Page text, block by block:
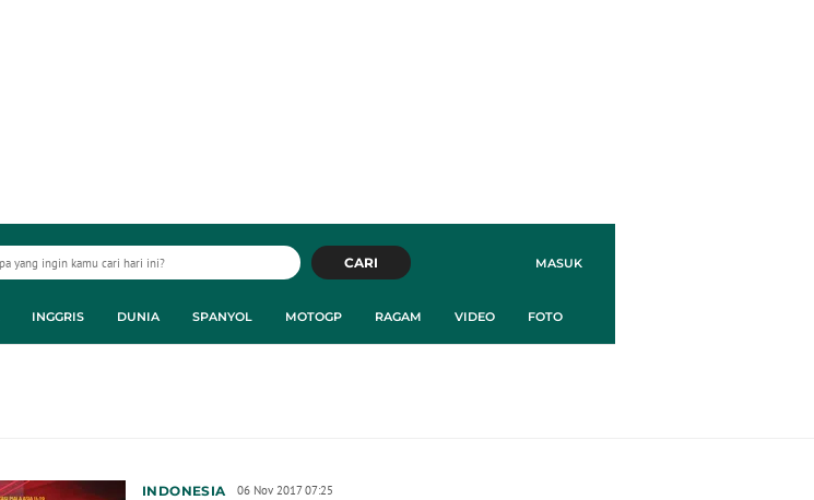
MASUK
CARI
INGGRIS DUNIA SPANYOL MOTOGP RAGAM VIDEO FOTO
INDONESIA 06 Nov 2017 07:25